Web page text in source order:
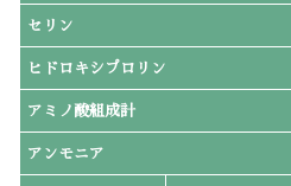
セリン
ヒドロキシプロリン
アミノ酸組成計
アンモニア